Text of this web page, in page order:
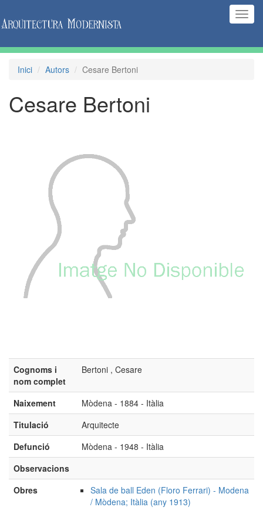
Inici Autors Cesare Bertoni
Cesare Bertoni
Cognoms i
nom complet
Bertoni , Cesare
Naixement
Mòdena - 1884 - Itàlia
Titulació
Arquitecte
Defunció
Mòdena - 1948 - Itàlia
Observacions
Obres
Sala de ball Eden (Floro Ferrari) - Modena
/ Mòdena; Itàlia (any 1913)